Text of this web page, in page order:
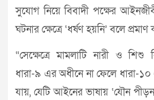
সুযোগ নিয়ে বিবাদী পক্ষের
ঘটনার ক্ষেত্রে ‘ধর্ষণ হয়নি’ বলে
“সেক্ষেত্রে মামলাটি নারী ও শিশু
ধারা-৯ এর অধীনে না ফেলে ধারা-
যায়, যেটি আইনের ভাষায় ‘যৌন